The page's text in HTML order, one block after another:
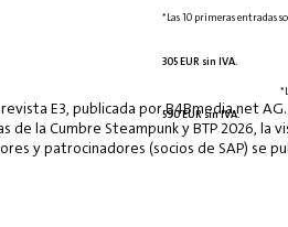
*Las 10 primeras entradas
305 EUR sin IVA.
590 EUR sin IVA.
E3, publicada por B4Bmedia.net
de la Cumbre Steampunk y BTP 2026,
y patrocinadores (socios de SAP) se